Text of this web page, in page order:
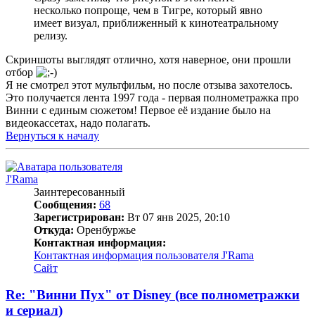
несколько попроще, чем в Тигре, который явно
имеет визуал, приближенный к кинотеатральному
релизу.
Скриншоты выглядят отлично, хотя наверное, они прошли
отбор
Я не смотрел этот мультфильм, но после отзыва захотелось.
Это получается лента 1997 года - первая полнометражка про
Винни с единым сюжетом! Первое её издание было на
видеокассетах, надо полагать.
Вернуться к началу
J'Rama
Заинтересованный
Сообщения: 68
Зарегистрирован: Вт 07 янв 2025, 20:10
Откуда: Оренбуржье
Контактная информация:
Контактная информация пользователя J'Rama
Сайт
Re: "Винни Пух" от Disney (все полнометражки
и сериал)